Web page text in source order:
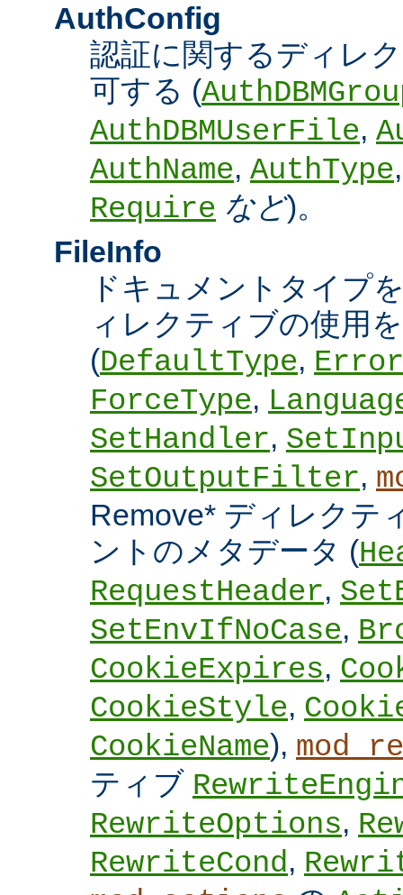
AuthConfig
認証に関するディレ
可する (
AuthDBMUserFile,
AuthName, AuthType
Require など)。
FileInfo
ドキュメントタイプ
ィレクティブの使用
(DefaultType,
ForceType,
SetHandler,
SetOutputFilter,
Remove* ディレクテ
ントのメタデータ (
RequestHeader,
SetEnvIfNoCase,
CookieExpires,
CookieStyle,
CookieName),
ティブ
RewriteOptions,
RewriteCond,